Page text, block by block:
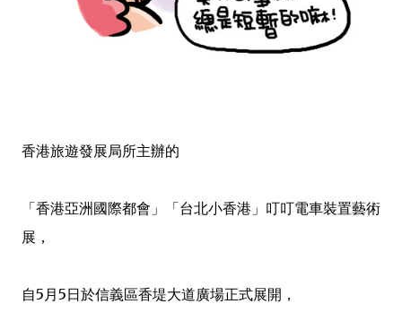
香港旅遊發展局所主辦的
「香港亞洲國際都會」「台北小香港」叮叮電車裝置藝術
展，
自5月5日於信義區香堤大道廣場正式展開，